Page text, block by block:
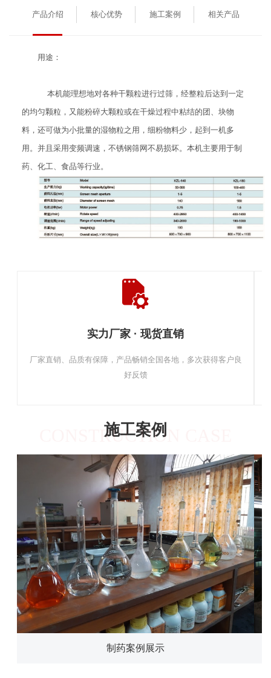
产品介绍 核心优势 施工案例 相关产品
用途：
本机能理想地对各种干颗粒进行过筛，经整粒后达到一定
的均匀颗粒，又能粉碎大颗粒或在干燥过程中粘结的团、块物
料，还可做为小批量的湿物粒之用，细粉物料少，起到一机多
用。并且采用变频调速，不锈钢筛网不易损坏。本机主要用于制
药、化工、食品等行业。
实力厂家 · 现货直销
厂家直销、品质有保障，产品畅销全国各地，多次获得客户良
好反馈
施工案例
CONSTRUCTION CASE
制药案例展示